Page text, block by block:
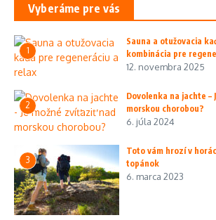
Vyberáme pre vás
1
Sauna a otužovacia
kombinácia pre
12. novembra 2025
2
Dovolenka na jachte –
morskou chorobou?
6. júla 2024
3
Toto vám hrozí v
topánok
6. marca 2023